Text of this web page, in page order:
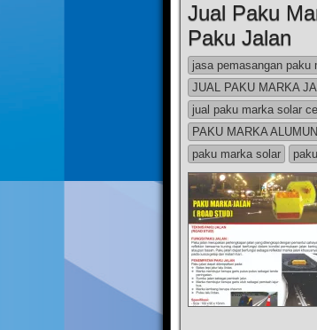
Jual Paku
Paku Jalan
jasa pemasangan paku
JUAL PAKU MARKA
jual paku marka solar cell
PAKU MARKA
paku marka solar